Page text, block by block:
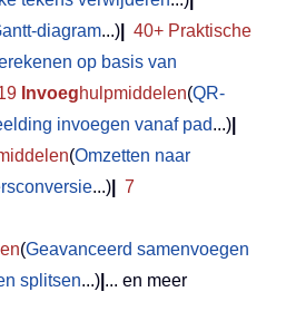
diagram...)
40+ Praktische
op basis van
Invoeghulpmiddelen(QR-
invoegen vanaf pad...)
(Omzetten naar
...)
7
(Geavanceerd samenvoegen
splitsen...) ... en meer